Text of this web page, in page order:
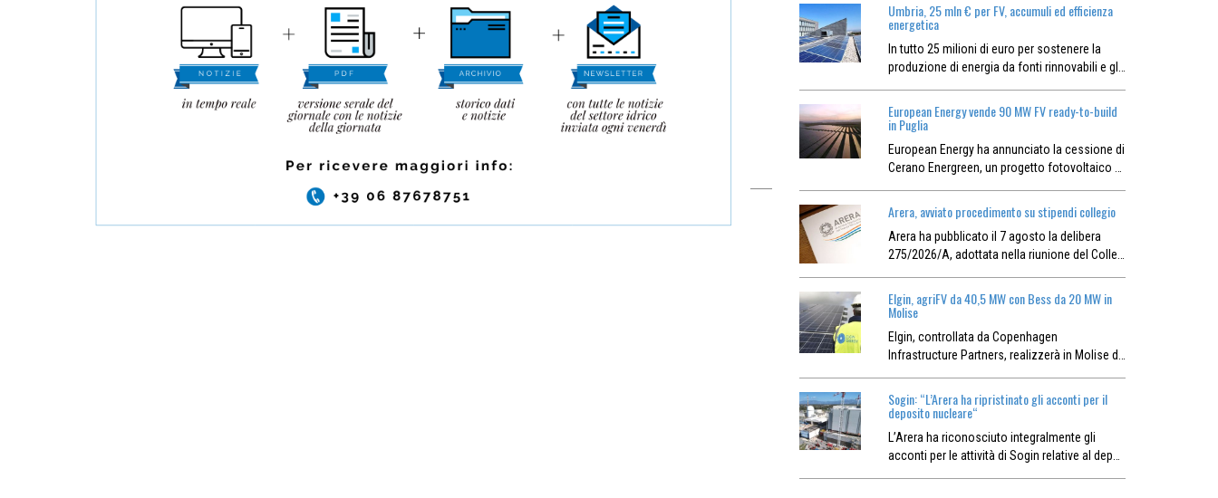
Umbria, 25 mln € per FV, accumuli ed efficienza
energetica
In tutto 25 milioni di euro per sostenere la
produzione di energia da fonti rinnovabili e gl…
European Energy vende 90 MW FV ready-to-build
in Puglia
European Energy ha annunciato la cessione di
Cerano Energreen, un progetto fotovoltaico …
Arera, avviato procedimento su stipendi collegio
Arera ha pubblicato il 7 agosto la delibera
275/2026/A, adottata nella riunione del Colle…
Elgin, agriFV da 40,5 MW con Bess da 20 MW in
Molise
Elgin, controllata da Copenhagen
Infrastructure Partners, realizzerà in Molise d…
Sogin: “L’Arera ha ripristinato gli acconti per il
deposito nucleare“
L’Arera ha riconosciuto integralmente gli
acconti per le attività di Sogin relative al dep…